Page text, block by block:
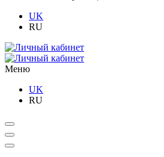
UK
RU
Меню
UK
RU